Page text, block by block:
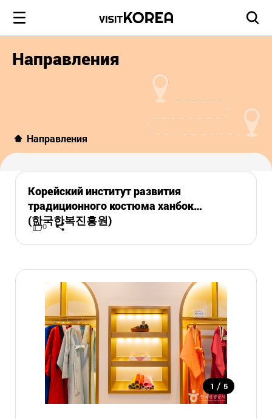
Направления
Направления
Корейский институт развития
традиционного костюма ханбок
(한국한복진흥원)
0
1 / 5